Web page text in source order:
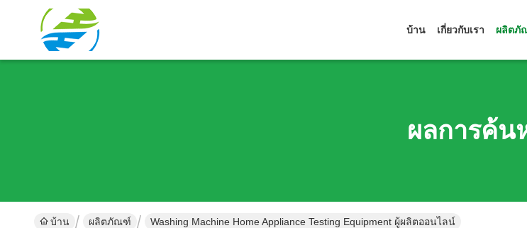
บ้าน เกี่ยวกับเรา ผลิตภั
ผลการค้น
บ้าน ผลิตภัณฑ์ Washing Machine Home Appliance Testing Equipment ผู้ผลิตออนไลน์